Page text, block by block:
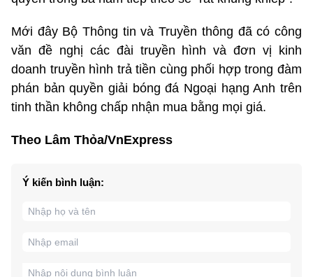
Mới đây Bộ Thông tin và Truyền thông đã có công
văn đề nghị các đài truyền hình và đơn vị kinh
doanh truyền hình trả tiền cùng phối hợp trong đàm
phán bản quyền giải bóng đá Ngoại hạng Anh trên
tinh thần không chấp nhận mua bằng mọi giá.
Theo Lâm Thỏa/VnExpress
Ý kiến bình luận: